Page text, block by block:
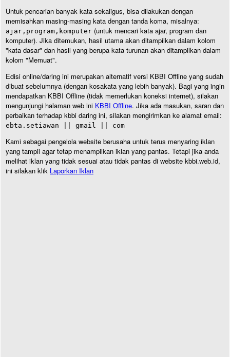
Untuk pencarian banyak kata sekaligus, bisa dilakukan dengan
memisahkan masing-masing kata dengan tanda koma, misalnya:
ajar,program,komputer (untuk mencari kata ajar, program dan
komputer). Jika ditemukan, hasil utama akan ditampilkan dalam kolom
"kata dasar" dan hasil yang berupa kata turunan akan ditampilkan dalam
kolom "Memuat".
Edisi online/daring ini merupakan alternatif versi KBBI Offline yang sudah
dibuat sebelumnya (dengan kosakata yang lebih banyak). Bagi yang ingin
mendapatkan KBBI Offline (tidak memerlukan koneksi internet), silakan
mengunjungi halaman web ini KBBI Offline. Jika ada masukan, saran dan
perbaikan terhadap kbbi daring ini, silakan mengirimkan ke alamat email:
ebta.setiawan || gmail || com
Kami sebagai pengelola website berusaha untuk terus menyaring iklan
yang tampil agar tetap menampilkan iklan yang pantas. Tetapi jika anda
melihat iklan yang tidak sesuai atau tidak pantas di website kbbi.web.id,
ini silakan klik Laporkan Iklan